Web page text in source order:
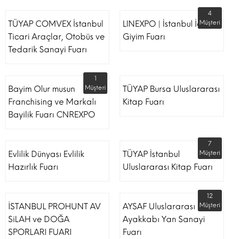
TÜYAP COMVEX İstanbul
Ticari Araçlar, Otobüs ve
Tedarik Sanayi Fuarı
LINEXPO | İstanbul İç
Giyim Fuarı
4
Müşteri
Bayim Olur musun
Franchising ve Markalı
Bayilik Fuarı CNREXPO
1
Müşteri
TÜYAP Bursa Uluslararası
Kitap Fuarı
Evlilik Dünyası Evlilik
Hazırlık Fuarı
TÜYAP İstanbul
Uluslararası Kitap Fuarı
7
Müşteri
İSTANBUL PROHUNT AV
SiLAH ve DOĞA
SPORLARI FUARI
AYSAF Uluslararası
Ayakkabı Yan Sanayi
Fuarı
12
Müşteri